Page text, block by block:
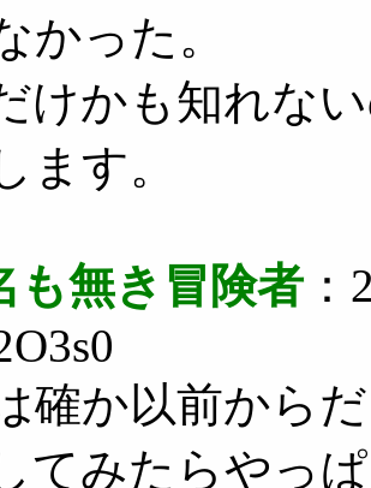
かった。
けかも知れな
ます。
も無き冒険者
確か以前から
てみたらやっ